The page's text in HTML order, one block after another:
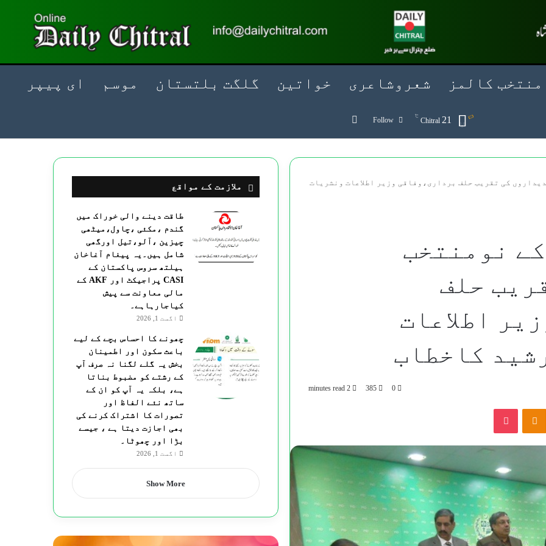
منتخب کالمز شعروشاعری خواتین گلگت بلتستان موسم ای پیپر
Chitral 21
℃
Follow
کی تقریب حلف برداری،وفاقی وزیر اطلاعات ونشریات
نومنتخب
حلف
اطلاعات
کاخطاب
0
385
Odnoklassniki
Pocket
ملازمت کے مواقع
طاقت دینے والی خوراک میں
گندم ،مکئی ،چاول،میٹھی
چیزین ،آلو،تیل اورگھی
شامل ہیں۔یہ پیغام آغاخان
ہیلتھ سروس پاکستان کے
CASI پراجیکٹ اور AKF کے
مالی معاونت سے پیش
کیاجارہاہے۔
اگست 1, 2026
چھونے کا احساس بچے کے لیے
باعث سکون اور اطمینان
بخش یہ گلے لگنا نہ صرف آپ
کے رشتے کو مضبوط بناتا
ہے، بلکہ یہ آپ کو ان کے
ساتھ نئے الفاظ اور
تصورات کا اشتراک کرنے کی
بھی اجازت دیتا ہے ، جیسے
بڑا اور چھوٹا۔
اگست 1, 2026
Show More